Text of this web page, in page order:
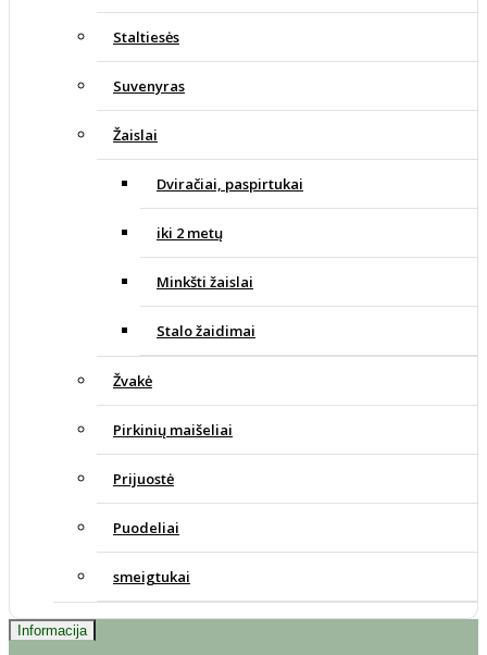
Staltiesės
Suvenyras
Žaislai
Dviračiai, paspirtukai
iki 2 metų
Minkšti žaislai
Stalo žaidimai
Žvakė
Pirkinių maišeliai
Prijuostė
Puodeliai
smeigtukai
Informacija